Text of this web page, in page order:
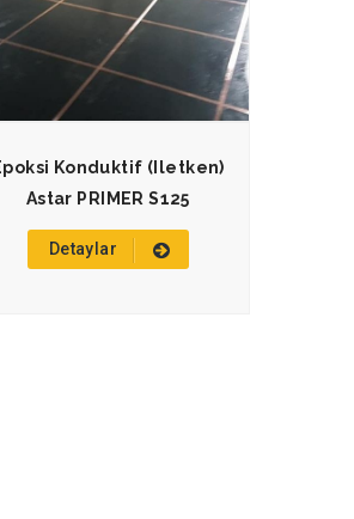
Konduktif (iletken)
Astar PRIMER S125
Detaylar